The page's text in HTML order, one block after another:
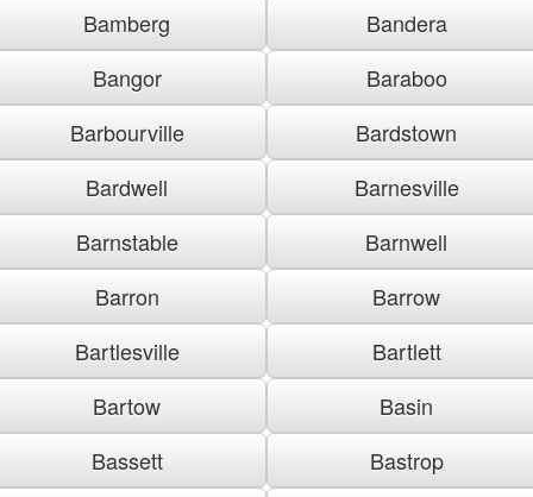
Bamberg
Bandera
Bangor
Baraboo
Barbourville
Bardstown
Bardwell
Barnesville
Barnstable
Barnwell
Barron
Barrow
Bartlesville
Bartlett
Bartow
Basin
Bassett
Bastrop